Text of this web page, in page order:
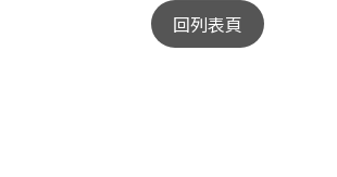
回列表頁